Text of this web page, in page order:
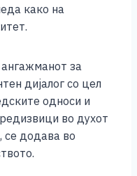
како на
за
дијалог со цел
односи и
во духот
се додава во